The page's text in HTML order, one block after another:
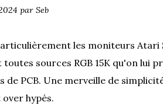
par Seb
les moniteurs Atari
sources RGB 15K qu'on lui
de PCB. Une merveille de
hypés.